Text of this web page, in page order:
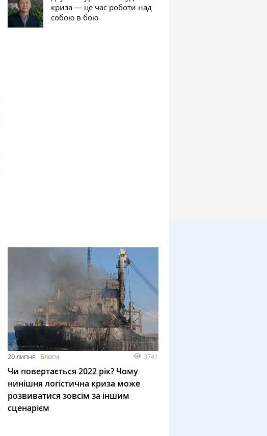
криза — це час роботи над
собою в бою
20 липня Блоги 3741
Чи повертається 2022 рік? Чому
нинішня логістична криза може
розвиватися зовсім за іншим
сценарієм